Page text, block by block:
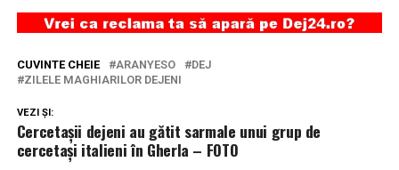
CUVINTE CHEIE ARANYESO
DEJ
ZILELE MAGHIARILOR DEJENI
VEZI ȘI:
Cercetașii dejeni au gătit sarmale unui grup de
cercetași italieni în Gherla – FOTO